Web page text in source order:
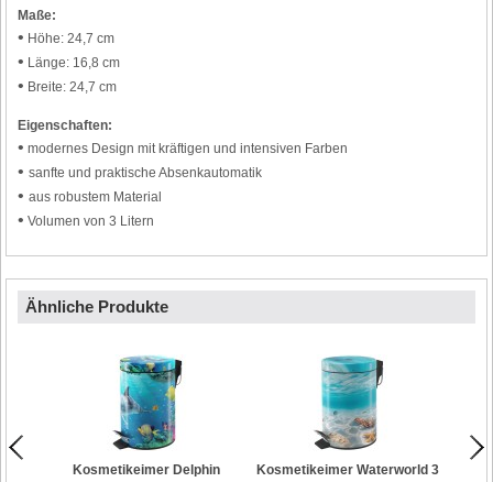
Maße:
• Höhe: 24,7 cm
• Länge: 16,8 cm
• Breite: 24,7 cm
Eigenschaften:
• modernes Design mit kräftigen und intensiven Farben
•sanfte und praktische Absenkautomatik
•aus robustem Material
• Volumen von 3 Litern
Ähnliche Produkte
Kosmetikeimer Delphin
Kosmetikeimer Waterworld 3